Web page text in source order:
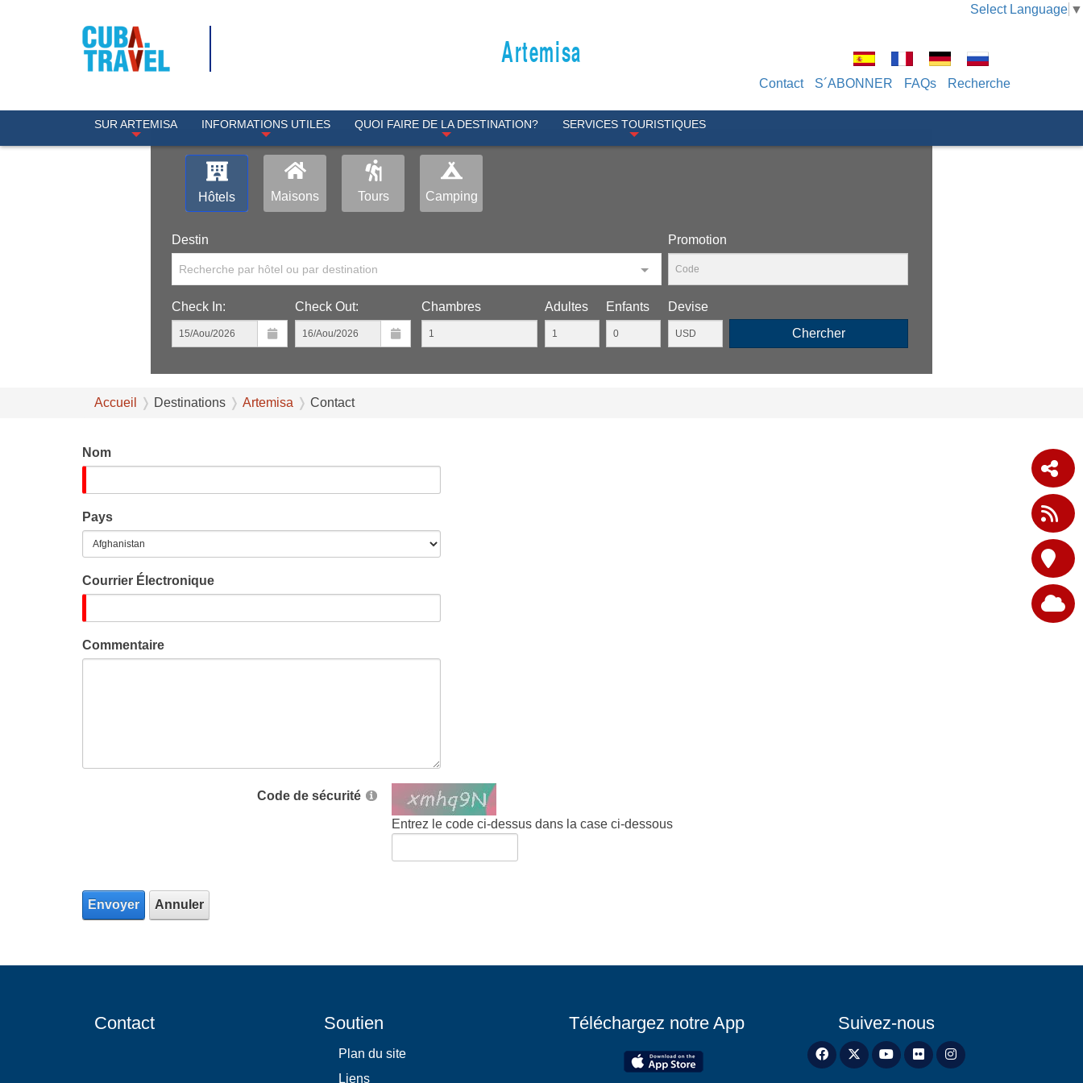
Select Language ▼
Artemisa
Contact S´ABONNER FAQs Recherche
SUR ARTEMISA INFORMATIONS UTILES QUOI FAIRE DE LA DESTINATION? SERVICES TOURISTIQUES
Hôtels Maisons Tours Camping
Destin
Recherche par hôtel ou par destination
Рromotion
Check In: Check Out: Chambres Adultes Enfants
Devise
Chercher
Accueil Destinations Artemisa Contact
Nom
Pays
Courrier Électronique
Commentaire
Code de sécurité
Entrez le code ci-dessus dans la case ci-dessous
Envoyer Annuler
Contact Soutien
Plan du site
Liens
Téléchargez notre App Suivez-nous